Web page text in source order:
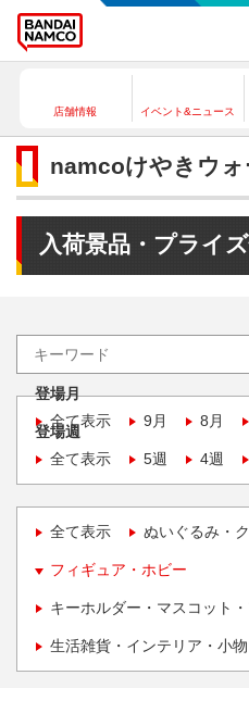
店舗情報 イベント&ニュース
namcoけやきウォ
入荷景品・プライ
登場月
全て表示
9月 8月
登場週
全て表示
5週 4週
全て表示 ぬいぐるみ・
フィギュア・ホビー
キーホルダー・マスコット
生活雑貨・インテリア・小物